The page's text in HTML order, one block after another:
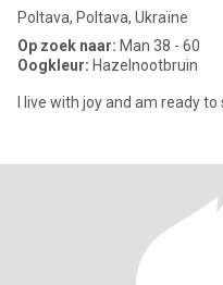
Poltava, Poltava, Ukraïne
Op zoek naar: Man 38 - 60
Oogkleur: Hazelnootbruin
I live with joy and am ready to